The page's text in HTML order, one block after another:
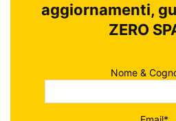
aggiornamenti,
ZERO
Nome &